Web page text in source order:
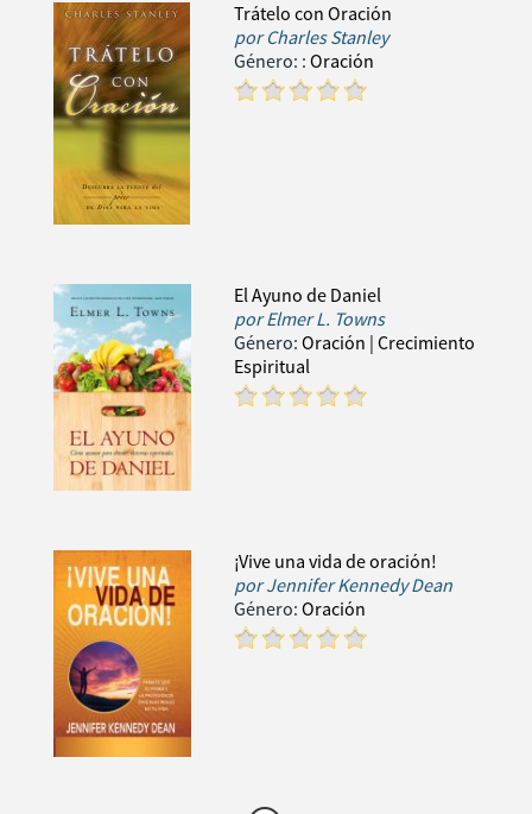
Trátelo con Oración
porCharles Stanley
Género: :Oración
El Ayuno de Daniel
porElmer L. Towns
Género:Oración | Crecimiento
Espiritual
¡Vive una vida de oración!
porJennifer Kennedy Dean
Género:Oración